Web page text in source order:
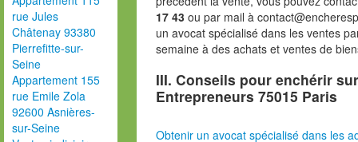
rue Jules
Châtenay 93380
Pierrefitte-sur-
Seine
Appartement 155
rue Emile Zola
92600 Asnières-
sur-Seine
17 43 ou par mail à
un avocat spécialisé dans les ventes
semaine à des achats et ventes de
III. Conseils pour enchérir
Entrepreneurs 75015 Paris
Obtenir un avocat spécialisé dans les